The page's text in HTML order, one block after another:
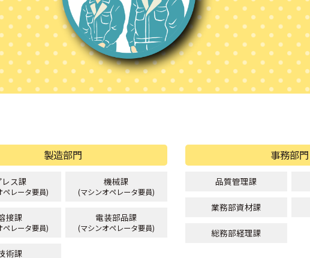
製造部門
ス課
ペレータ要員)
機械課
(マシンオペレータ要員)
接課
ペレータ要員)
電装部品課
(マシンオペレータ要員)
術課
事務部門
品質管理課
業務部資材課
総務部経理課